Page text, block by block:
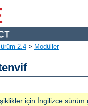
2.4 > Modüller
için İngilizce sürüm